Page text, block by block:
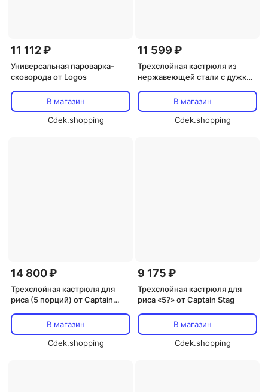
11 112 ₽
Универсальная пароварка-
сковорода от Logos
В магазин
Cdek.shopping
11 599 ₽
Трехслойная кастрюля из
нержавеющей стали с дужкой
В магазин
Cdek.shopping
14 800 ₽
Трехслойная кастрюля для
риса (5 порций) от Captain
В магазин
Cdek.shopping
9 175 ₽
Трехслойная кастрюля для
риса «5?» от Captain Stag
В магазин
Cdek.shopping